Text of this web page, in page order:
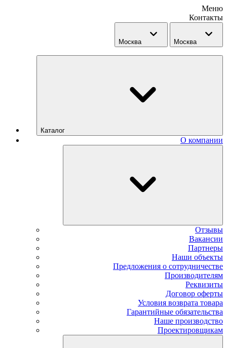
Меню
Контакты
Москва Москва
Каталог
О компании
Отзывы
Вакансии
Партнеры
Наши объекты
Предложения о сотрудничестве
Производителям
Реквизиты
Договор оферты
Условия возврата товара
Гарантийные обязательства
Наше производство
Проектировщикам